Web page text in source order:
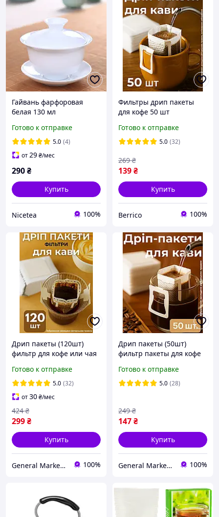
Гайвань фарфоровая
белая 130 мл
Готово к отправке
5.0 (4)
от29₴/мес
290₴
Купить
Nicetea 100%
Фильтры дрип пакеты
для кофе 50 шт
заваривания фильтр
упаковка фильтров для
Готово к отправке
5.0 (32)
139₴
269 ₴
Купить
Berrico 100%
Дрип пакеты (120шт)
фильтр для кофе или чая
заваривания кофе
одноразовые
Готово к отправке
5.0 (32)
от30₴/мес
299₴
424 ₴
Купить
General Market Ukraine 100%
Дрип пакеты (50шт)
фильтр пакеты для кофе
для заваривания кофе
одноразовые
Готово к отправке
5.0 (28)
147₴
249 ₴
Купить
General Market Ukraine 100%